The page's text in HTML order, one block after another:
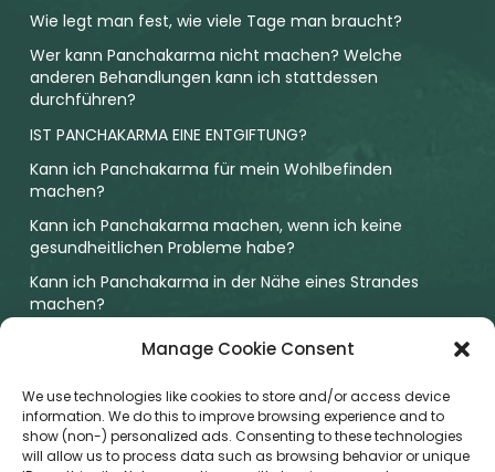
Manage Cookie Consent
We use technologies like cookies to store and/or access device
information. We do this to improve browsing experience and to
show (non-) personalized ads. Consenting to these technologies
will allow us to process data such as browsing behavior or unique
Wie legt man fest, wie viele Tage man braucht?
Wer kann Panchakarma nicht machen? Welche
anderen Behandlungen kann ich stattdessen
durchführen?
IST PANCHAKARMA EINE ENTGIFTUNG?
Kann ich Panchakarma für mein Wohlbefinden
machen?
Kann ich Panchakarma machen, wenn ich keine
gesundheitlichen Probleme habe?
Kann ich Panchakarma in der Nähe eines Strandes
machen?
Was ist das Besondere an einer Panchakarma-Kur in
einem NABH-akkreditierten Krankenhaus?
SUBSCRIBE OUR NEWSLETTER
Error:Contact form not found.